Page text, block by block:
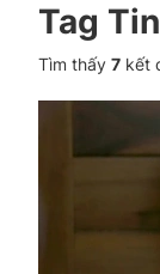
Tag
Tìm thấy 7 kết